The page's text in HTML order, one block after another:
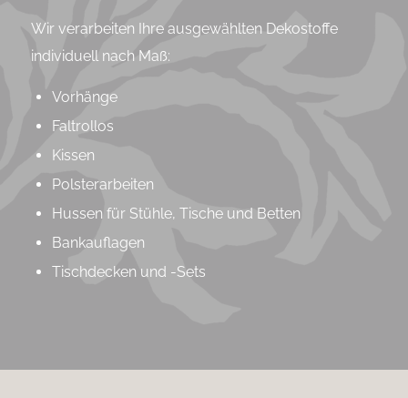
Wir verarbeiten Ihre ausgewählten Dekostoffe
individuell nach Maß:
Vorhänge
Faltrollos
Kissen
Polsterarbeiten
Hussen für Stühle, Tische und Betten
Bankauflagen
Tischdecken und -Sets